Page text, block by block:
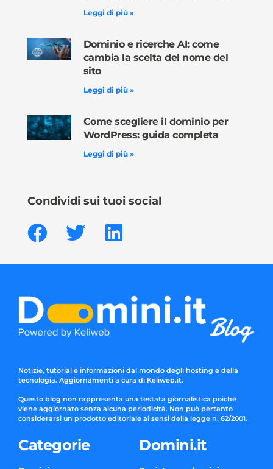
Leggi di più »
Dominio e ricerche AI: come
cambia la scelta del nome del
sito
Leggi di più »
Come scegliere il dominio per
WordPress: guida completa
Leggi di più »
Condividi sui tuoi social
Notizie, tutorial e informazioni dal mondo degli hosting e della
tecnologia. Aggiornamenti a cura di Keliweb.it.
Questo blog non rappresenta una testata giornalistica poiché
viene aggiornato senza alcuna periodicità. Non può pertanto
considerarsi un prodotto editoriale ai sensi della legge n. 62/2001.
Categorie Domini.it